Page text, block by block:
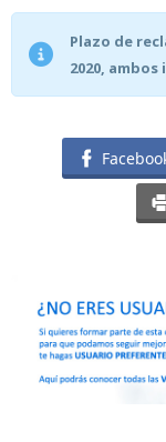
Plazo de
2020,